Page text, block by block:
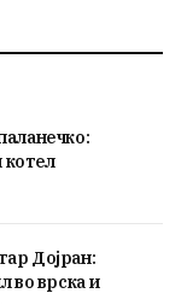
котел
Дојран:
во врска и